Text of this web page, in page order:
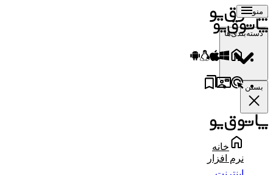
منو
دسته‌بندی‌ها
بستن
خانه
نرم افزار